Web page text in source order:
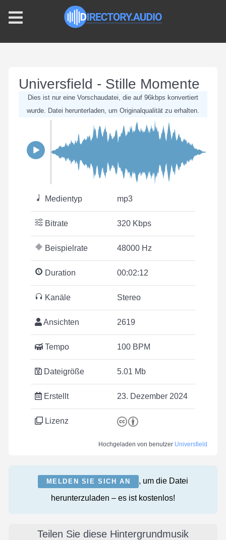
Universfield - Stille Momente
Dies ist nur eine Vorschaudatei, die auf 96kbps konvertiert
wurde. Datei herunterladen, um Originalqualität zu erhalten.
Medientyp mp3
Bitrate 320 Kbps
Beispielrate 48000 Hz
Duration 00:02:12
Kanäle Stereo
Ansichten 2619
Tempo 100 BPM
Dateigröße 5.01 Mb
Erstellt 23. Dezember 2024
Lizenz
Hochgeladen von benutzer Universfield
MELDEN SIE SICH AN
, um die Datei
herunterzuladen – es ist kostenlos!
Teilen Sie diese Hintergrundmusik